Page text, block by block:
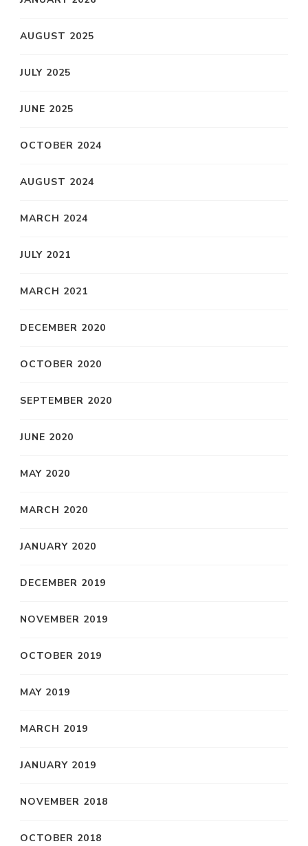
AUGUST 2025
JULY 2025
JUNE 2025
OCTOBER 2024
AUGUST 2024
MARCH 2024
JULY 2021
MARCH 2021
DECEMBER 2020
OCTOBER 2020
SEPTEMBER 2020
JUNE 2020
MAY 2020
MARCH 2020
JANUARY 2020
DECEMBER 2019
NOVEMBER 2019
OCTOBER 2019
MAY 2019
MARCH 2019
JANUARY 2019
NOVEMBER 2018
OCTOBER 2018